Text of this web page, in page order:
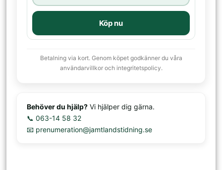
Köp nu
Betalning via kort. Genom köpet godkänner du våra
användarvillkor och integritetspolicy.
Behöver du hjälp? Vi hjälper dig gärna.
📞 063-14 58 32
📧 prenumeration@jamtlandstidning.se